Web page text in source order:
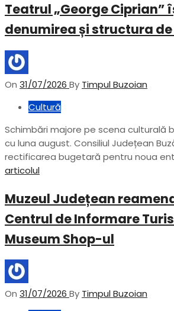
Teatrul „George Ciprian”
denumirea și structura de
On 31/07/2026 By Timpul Buzoian
Cultură
Schimbări majore pe scena culturală
cu luna august. Consiliul Județean
rectificarea bugetară pentru noua
articolul
Muzeul Județean
Centrul de Informare
Museum Shop-ul
On 31/07/2026 By Timpul Buzoian